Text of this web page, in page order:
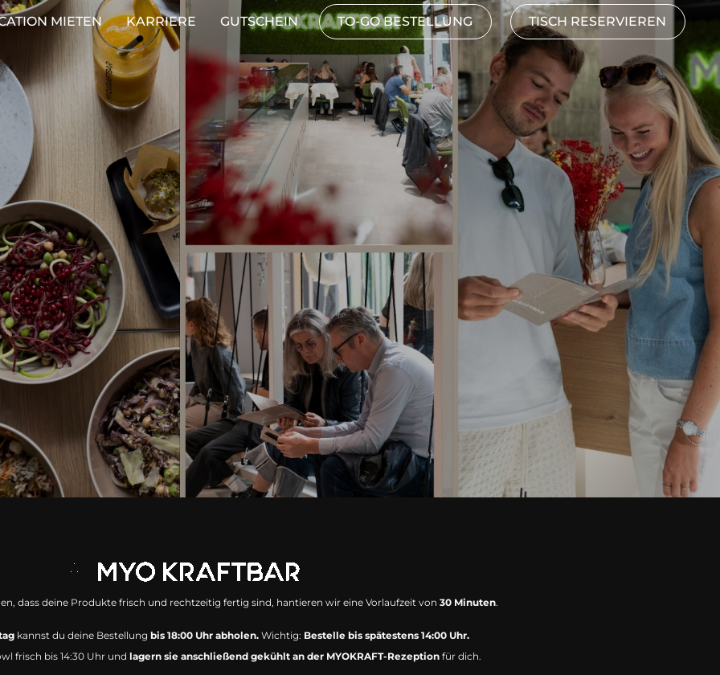
MIETEN KARRIERE GUTSCHEIN TO-GO BESTELLUNG TISCH RESERVIEREN
dass deine Produkte frisch und rechtzeitig fertig sind, hantieren wir eine Vorlaufzeit von 30 Minuten.
kannst du deine Bestellung bis 18:00 Uhr abholen. Wichtig: Bestelle bis spätestens 14:00 Uhr.
frisch bis 14:30 Uhr und lagern sie anschließend gekühlt an der MYOKRAFT-Rezeption für dich.